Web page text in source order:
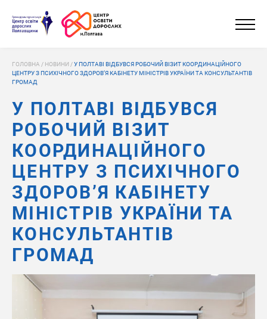
ГОЛОВНА / НОВИНИ /У ПОЛТАВІ ВІДБУВСЯ РОБОЧИЙ ВІЗИТ КООРДИНАЦІЙНОГО
ЦЕНТРУ З ПСИХІЧНОГО ЗДОРОВ’Я КАБІНЕТУ МІНІСТРІВ УКРАЇНИ ТА КОНСУЛЬТАНТІВ
ГРОМАД
У ПОЛТАВІ ВІДБУВСЯ
РОБОЧИЙ ВІЗИТ
КООРДИНАЦІЙНОГО
ЦЕНТРУ З ПСИХІЧНОГО
ЗДОРОВ’Я КАБІНЕТУ
МІНІСТРІВ УКРАЇНИ ТА
КОНСУЛЬТАНТІВ
ГРОМАД